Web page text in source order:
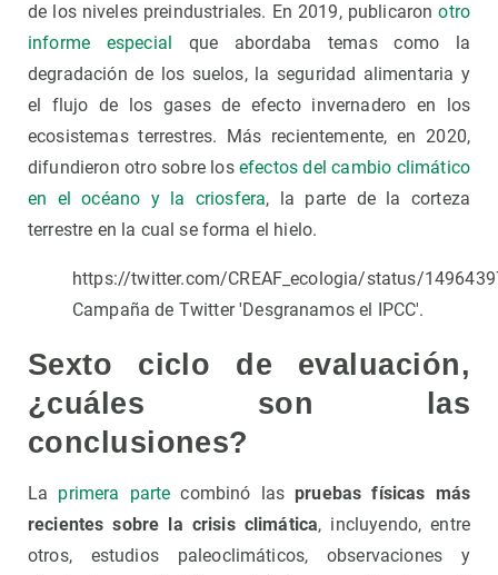
de los niveles preindustriales. En 2019, publicaronotro
informe especial
que abordaba temas como la
degradación de los suelos, la seguridad alimentaria y
el flujo de los gases de efecto invernadero en los
ecosistemas terrestres. Más recientemente, en 2020,
difundieron otro sobre los efectos del cambio climático
en el océano y la criosfera, la parte de la corteza
terrestre en la cual se forma el hielo.
https://twitter.com/CREAF_ecologia/status/
Campaña de Twitter 'Desgranamos el IPCC'.
Sexto ciclo de evaluación,
¿cuáles son las
conclusiones?
La primera parte combinó las pruebas físicas más
recientes sobre la crisis climática, incluyendo, entre
otros, estudios paleoclimáticos, observaciones y